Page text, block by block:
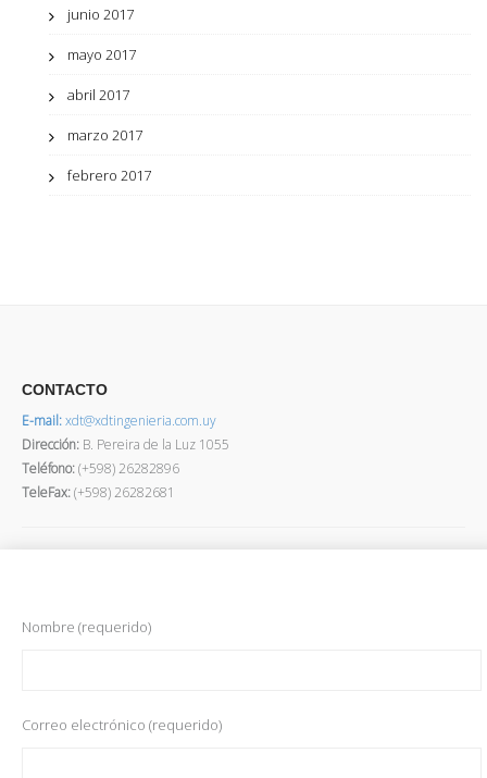
junio 2017
mayo 2017
abril 2017
marzo 2017
febrero 2017
CONTACTO
E-mail:xdt@xdtingenieria.com.uy
Dirección: B. Pereira de la Luz 1055
Teléfono:(+598) 26282896
TeleFax:(+598) 26282681
Nombre (requerido)
Correo electrónico (requerido)